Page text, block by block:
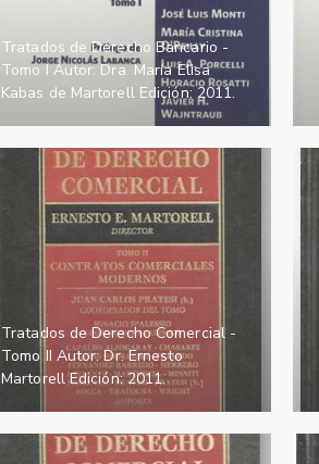
Tratados de Derecho Bancario -
Tomo I Autor: Dra. María Elisa
Kabas de Martorell Edición: 2011.
Tratados de Derecho Comercial -
Tomo II Autor: Dr. Ernesto
Martorell Edición: 2011.